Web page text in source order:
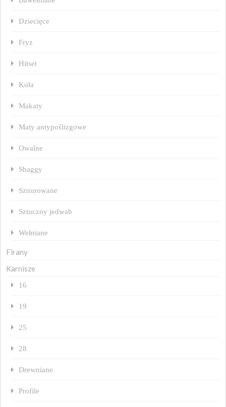
Dziecięce
Fryz
Hitset
Koła
Makaty
Maty antypoślizgowe
Owalne
Shaggy
Sznurowane
Sztuczny jedwab
Wełniane
Firany
Karnisze
16
19
25
28
Drewniane
Profile